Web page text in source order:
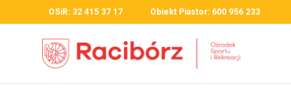
OSiR: 32 415 37 17 Obiekt Piastor: 600 956 233